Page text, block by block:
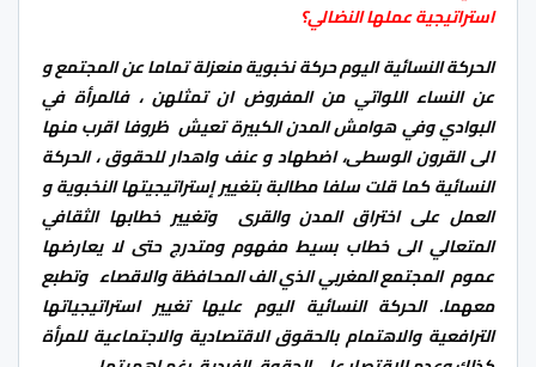
استراتيجية عملها النضالي؟
الحركة النسائية اليوم حركة نخبوية منعزلة تماما عن المجتمع و
عن النساء اللواتي من المفروض ان تمثلهن ، فالمرأة في
البوادي وفي هوامش المدن الكبيرة تعيش ظروفا اقرب منها
الى القرون الوسطى، اضطهاد و عنف واهدار للحقوق ، الحركة
النسائية كما قلت سلفا مطالبة بتغيير إستراتيجيتها النخبوية و
العمل على اختراق المدن والقرى وتغيير خطابها الثقافي
المتعالي الى خطاب بسيط مفهوم ومتدرج حتى لا يعارضها
عموم المجتمع المغربي الذي الف المحافظة والاقصاء وتطبع
معهما. الحركة النسائية اليوم عليها تغيير استراتيجياتها
الترافعية والاهتمام بالحقوق الاقتصادية والاجتماعية للمرأة